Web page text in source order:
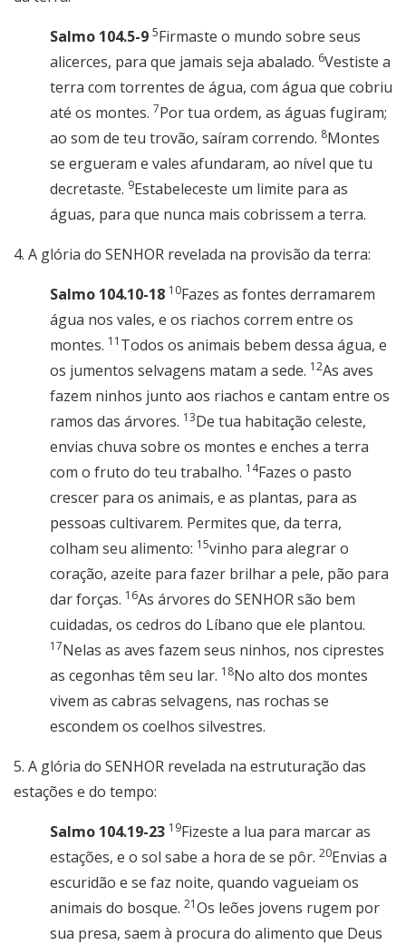
Salmo 104.5-9 5Firmaste o mundo sobre seus
alicerces, para que jamais seja abalado. 6Vestiste a
terra com torrentes de água, com água que cobriu
até os montes. 7Por tua ordem, as águas fugiram;
ao som de teu trovão, saíram correndo. 8Montes
se ergueram e vales afundaram, ao nível que tu
decretaste. 9Estabeleceste um limite para as
águas, para que nunca mais cobrissem a terra.
4. A glória do SENHOR revelada na provisão da terra:
Salmo 104.10-18 10Fazes as fontes derramarem
água nos vales, e os riachos correm entre os
montes. 11 Todos os animais bebem dessa água, e
os jumentos selvagens matam a sede. 12As aves
fazem ninhos junto aos riachos e cantam entre os
ramos das árvores. 13De tua habitação celeste,
envias chuva sobre os montes e enches a terra
com o fruto do teu trabalho. 14Fazes o pasto
crescer para os animais, e as plantas, para as
pessoas cultivarem. Permites que, da terra,
colham seu alimento: 15vinho para alegrar o
coração, azeite para fazer brilhar a pele, pão para
dar forças. 16As árvores do SENHOR são bem
cuidadas, os cedros do Líbano que ele plantou.
17Nelas as aves fazem seus ninhos, nos ciprestes
as cegonhas têm seu lar. 18No alto dos montes
vivem as cabras selvagens, nas rochas se
escondem os coelhos silvestres.
5. A glória do SENHOR revelada na estruturação das
estações e do tempo:
Salmo 104.19-23 19Fizeste a lua para marcar as
estações, e o sol sabe a hora de se pôr. 20Envias a
escuridão e se faz noite, quando vagueiam os
animais do bosque. 21Os leões jovens rugem por
sua presa, saem à procura do alimento que Deus